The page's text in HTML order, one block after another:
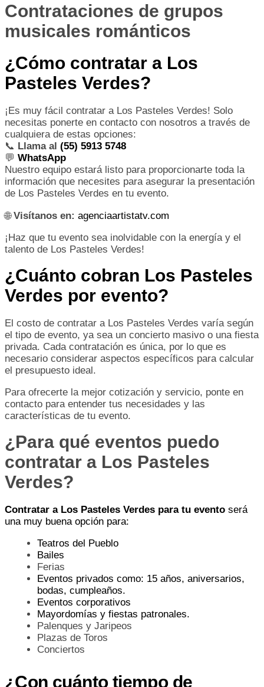
Contrataciones de grupos
musicales románticos
¿Cómo contratar a Los
Pasteles Verdes?
¡Es muy fácil contratar a Los Pasteles Verdes! Solo
necesitas ponerte en contacto con nosotros a través de
cualquiera de estas opciones:
📞 Llama al (55) 5913 5748
💬 WhatsApp
Nuestro equipo estará listo para proporcionarte toda la
información que necesites para asegurar la presentación
de Los Pasteles Verdes en tu evento.
🌐Visítanos en: agenciaartistatv.com
¡Haz que tu evento sea inolvidable con la energía y el
talento de Los Pasteles Verdes!
¿Cuánto cobran Los Pasteles
Verdes por evento?
El costo de contratar a Los Pasteles Verdes varía según
el tipo de evento, ya sea un concierto masivo o una fiesta
privada. Cada contratación es única, por lo que es
necesario considerar aspectos específicos para calcular
el presupuesto ideal.
Para ofrecerte la mejor cotización y servicio, ponte en
contacto para entender tus necesidades y las
características de tu evento.
¿Para qué eventos puedo
contratar a Los Pasteles
Verdes?
Contratar a Los Pasteles Verdes para tu evento será
una muy buena opción para:
Teatros del Pueblo
Bailes
Ferias
Eventos privados como: 15 años, aniversarios,
bodas, cumpleaños.
Eventos corporativos
Mayordomías y fiestas patronales.
Palenques y Jaripeos
Plazas de Toros
Conciertos
¿Con cuánto tiempo de